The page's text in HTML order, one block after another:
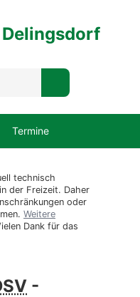
Termine
technisch
der Freizeit. Daher
oder
Weitere
Dank für das
-